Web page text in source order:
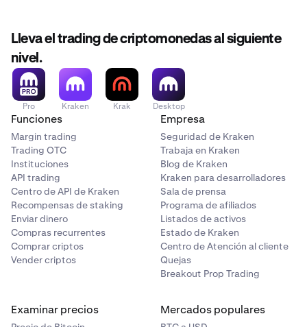
Lleva el trading de criptomonedas al siguiente
nivel.
Pro Kraken Krak Desktop
Funciones
Margin trading
Trading OTC
Instituciones
API trading
Centro de API de Kraken
Recompensas de staking
Enviar dinero
Compras recurrentes
Comprar criptos
Vender criptos
Empresa
Seguridad de Kraken
Trabaja en Kraken
Blog de Kraken
Kraken para desarrolladores
Sala de prensa
Programa de afiliados
Listados de activos
Estado de Kraken
Centro de Atención al cliente
Quejas
Breakout Prop Trading
Examinar precios Mercados populares